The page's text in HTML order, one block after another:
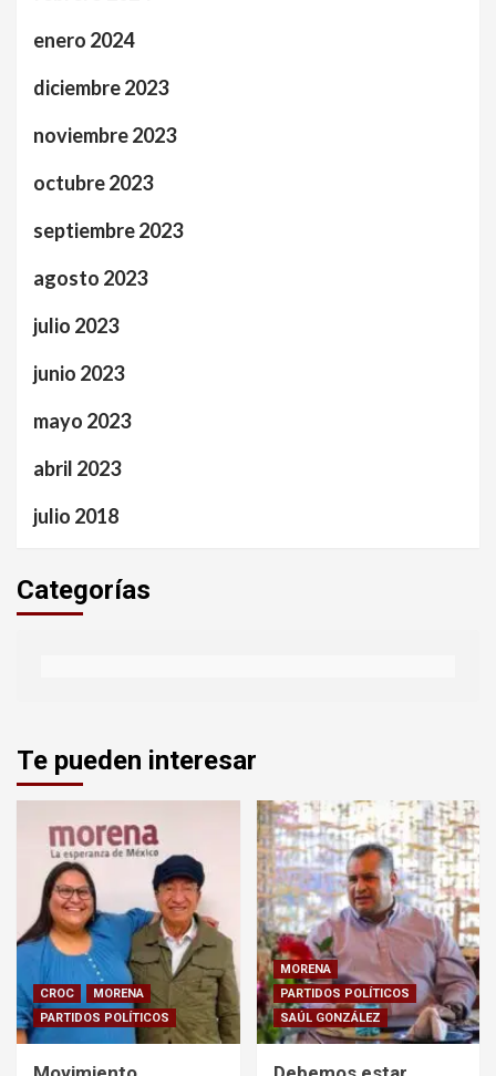
enero 2024
diciembre 2023
noviembre 2023
octubre 2023
septiembre 2023
agosto 2023
julio 2023
junio 2023
mayo 2023
abril 2023
julio 2018
Categorías
Te pueden interesar
CROC
MORENA
PARTIDOS POLÍTICOS
MORENA
PARTIDOS POLÍTICOS
SAÚL GONZÁLEZ